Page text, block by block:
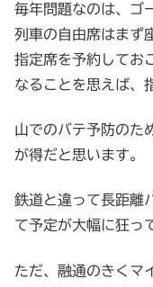
毎年問題なのは、ゴ
列車の自由席はまず
指定席を予約してお
なることを思えば、
山でのバテ予防のた
が得だと思います。
鉄道と違って長距離
て予定が大幅に狂っ
ただ、融通のきくマ